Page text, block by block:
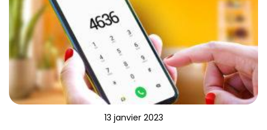
13 janvier 2023